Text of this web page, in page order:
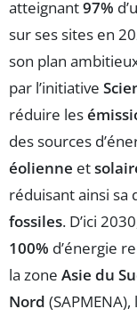
atteignant97%
sur ses sites en
son plan
par l’initiative
réduire les
des sources
éolienne et
réduisant ainsi sa
fossiles. D’ici
100% d’énergie
la zone Asie du
Nord